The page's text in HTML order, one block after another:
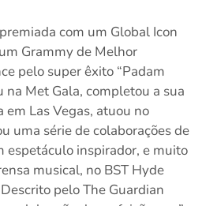
com um Global Icon
Grammy de Melhor
pelo super êxito “Padam
na Met Gala, completou a sua
em Las Vegas, atuou no
uma série de colaborações de
espetáculo inspirador, e muito
musical, no BST Hyde
pelo The Guardian